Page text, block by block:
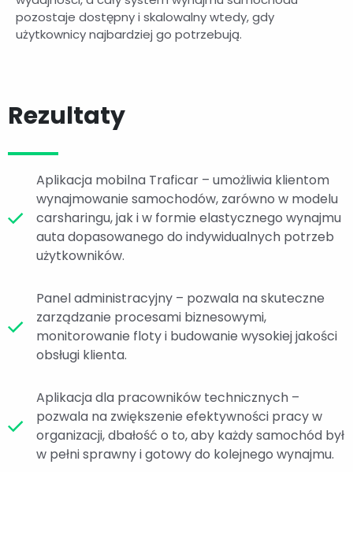
pozostaje dostępny i skalowalny wtedy, gdy
użytkownicy najbardziej go potrzebują.
Rezultaty
Aplikacja mobilna Traficar – umożliwia klientom
wynajmowanie samochodów, zarówno w modelu
carsharingu, jak i w formie elastycznego wynajmu
auta dopasowanego do indywidualnych potrzeb
użytkowników.
Panel administracyjny – pozwala na skuteczne
zarządzanie procesami biznesowymi,
monitorowanie floty i budowanie wysokiej jakości
obsługi klienta.
Aplikacja dla pracowników technicznych –
pozwala na zwiększenie efektywności pracy w
organizacji, dbałość o to, aby każdy samochód był
w pełni sprawny i gotowy do kolejnego wynajmu.